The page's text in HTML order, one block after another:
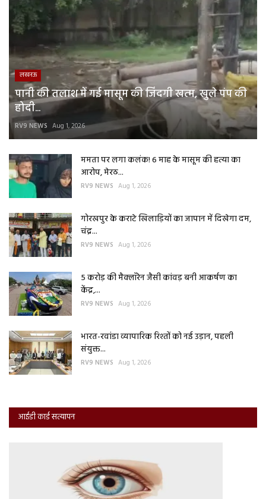
लखनऊ
पानी की तलाश में गई मासूम की जिंदगी खत्म, खुले पंप की
होदी...
RV9 NEWS Aug 1, 2026
ममता पर लगा कलंक! 6 माह के मासूम की हत्या का
आरोप, मेरठ...
RV9 NEWS Aug 1, 2026
गोरखपुर के कराटे खिलाड़ियों का जापान में दिखेगा दम,
चंद्र...
RV9 NEWS Aug 1, 2026
5 करोड़ की मैक्लॉरेन जैसी कांवड़ बनी आकर्षण का
केंद्र,...
RV9 NEWS Aug 1, 2026
भारत-रवांडा व्यापारिक रिश्तों को नई उड़ान, पहली
संयुक्त...
RV9 NEWS Aug 1, 2026
आईडी कार्ड सत्यापन